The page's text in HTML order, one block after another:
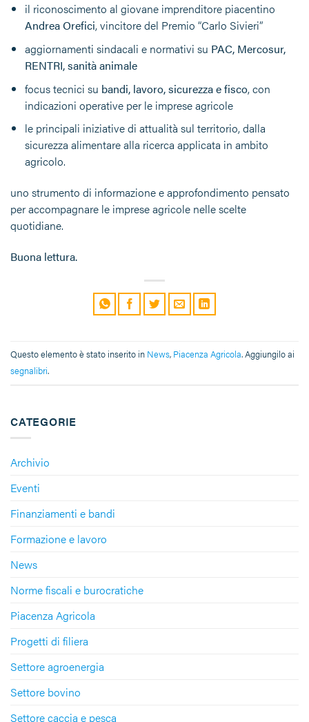
CATEGORIE
Archivio
Eventi
Finanziamenti e bandi
Formazione e lavoro
News
Norme fiscali e burocratiche
Piacenza Agricola
Progetti di filiera
Settore agroenergia
Settore bovino
Settore caccia e pesca
il riconoscimento al giovane imprenditore piacentino
Andrea Orefici, vincitore del Premio “Carlo Sivieri”
aggiornamenti sindacali e normativi su PAC, Mercosur,
RENTRI, sanità animale
focus tecnici su bandi, lavoro, sicurezza e fisco, con
indicazioni operative per le imprese agricole
le principali iniziative di attualità sul territorio, dalla
sicurezza alimentare alla ricerca applicata in ambito
agricolo.
uno strumento di informazione e approfondimento pensato
per accompagnare le imprese agricole nelle scelte
quotidiane.
Buona lettura.
Questo elemento è stato inserito in News, Piacenza Agricola. Aggiungilo ai
segnalibri.